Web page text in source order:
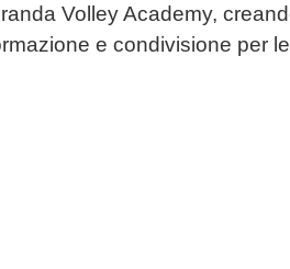
Volley Academy,
e condivisione per